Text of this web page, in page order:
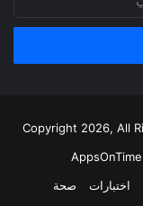
AppsOnTime
اختبارات صحة